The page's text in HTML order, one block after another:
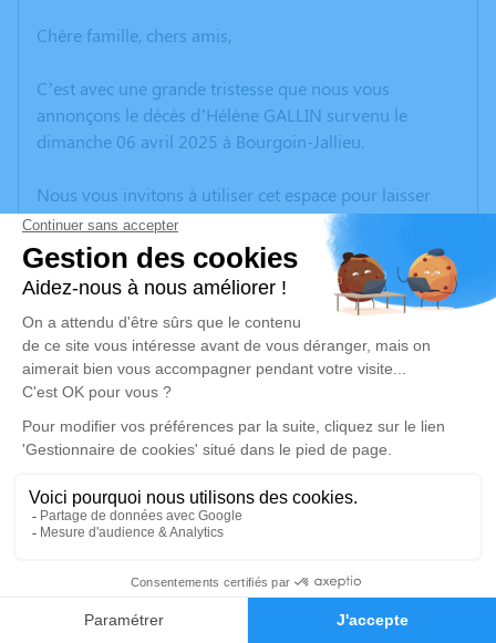
Faire-part Hommages
Chère famille, chers amis,
C’est avec une grande tristesse que nous vous
annonçons le décès d’Hélène GALLIN survenu le
dimanche 06 avril 2025 à Bourgoin-Jallieu.
Nous vous invitons à utiliser cet espace pour laisser
vos condoléances, partager des photos souvenirs, une
anecdote ou exprimer vos pensées à travers des
poèmes ou des textes. Cet endroit est un lieu
d'expression dédié à honorer la mémoire d’Hélène
GALLIN.
Un service de plantation d’arbre hommage est
disponible ici.
Je rends hommage
Cérémonie
38630 Corbelin